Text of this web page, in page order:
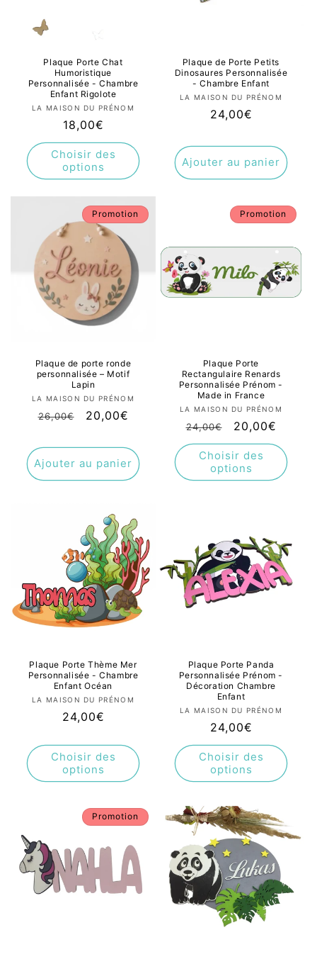
Plaque Porte Chat
Humoristique
Personnalisée - Chambre
Enfant Rigolote
Fournisseur :
LA MAISON DU PRÉNOM
Prix
habituel
18,00€
Choisir des
options
Plaque de Porte Petits
Dinosaures Personnalisée
- Chambre Enfant
Fournisseur :
LA MAISON DU PRÉNOM
Prix
24,00€
Ajouter au panier
Promotion
Plaque de porte ronde
personnalisée – Motif
Lapin
Fournisseur :
LA MAISON DU PRÉNOM
Prix
26,00€
Prix
20,00€
Ajouter au panier
Promotion
Plaque Porte
Rectangulaire Renards
Personnalisée Prénom -
Made in France
Fournisseur :
LA MAISON DU PRÉNOM
Prix
habituel
24,00€
Prix
promotionnel
20,00€
Choisir des
options
Plaque Porte Thème Mer
Personnalisée - Chambre
Enfant Océan
Fournisseur :
LA MAISON DU PRÉNOM
Prix
24,00€
Choisir des
options
Plaque Porte Panda
Personnalisée Prénom -
Décoration Chambre
Enfant
Fournisseur :
LA MAISON DU PRÉNOM
Prix
habituel
24,00€
Choisir des
options
Promotion